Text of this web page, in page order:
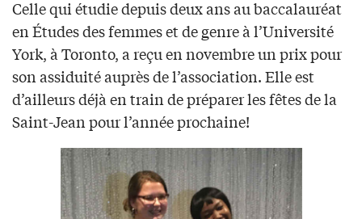
Celle qui étudie depuis deux ans au baccalauréat
en Études des femmes et de genre à l’Université
York, à Toronto, a reçu en novembre un prix pour
son assiduité auprès de l’association. Elle est
d’ailleurs déjà en train de préparer les fêtes de la
Saint-Jean pour l’année prochaine!